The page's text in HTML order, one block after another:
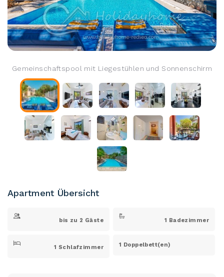
Gemeinschaftspool mit Liegestühlen und Sonnenschirm
Apartment Übersicht
bis zu 2 Gäste 1 Badezimmer
1 Schlafzimmer 1 Doppelbett(en)